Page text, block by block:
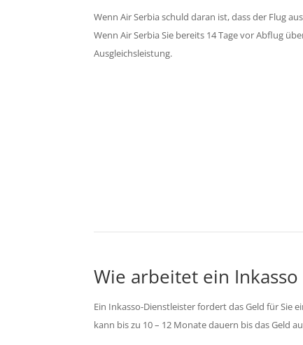
Wenn Air Serbia schuld daran ist, dass der Flug
Wenn Air Serbia Sie bereits 14 Tage vor Abflug
Ausgleichsleistung.
Wie arbeitet ein
Ein Inkasso-Dienstleister fordert das Geld für Sie
kann bis zu 10 – 12 Monate dauern bis das Geld